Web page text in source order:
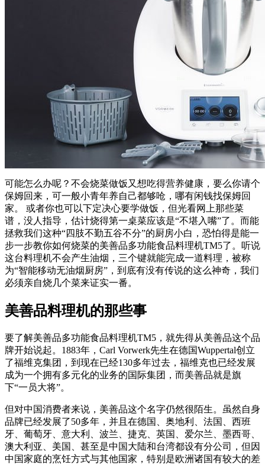
可能怎么办呢？不会烧菜做饭又想吃得营养健康，要么你请个
保姆回来，可一般小青年养自己都够呛，哪有闲钱找保姆回
家。 或者你也可以下定决心要学做饭，但光看网上那些菜
谱，没人指导，估计烧得第一桌菜应该是“不堪入嘴”了。而能
拯救我们这种“四肢不勤五谷不分”的厨房小白，恐怕得是能一
步一步教你如何烧菜的美善品多功能食品料理机TM5了。听说
这台料理机不会产生油烟，三个键就能完成一道料理，被称
为“智能移动无油烟厨房”，到底有没有传说的这么神奇，我们
必须亲自烧几个菜来证实一番。
美善品料理机的那些事
要了解美善品多功能食品料理机TM5，就先得从美善品这个品
牌开始说起。1883年，Carl Vorwerk先生在德国Wuppertal创立
了福维克集团，到现在已经130多年过去，福维克也已经发展
成为一个拥有多元化的业务的国际集团，而美善品就是旗
下“一员大将”。
但对中国消费者来说，美善品这个名字仍然很陌生。虽然自身
品牌已经发展了50多年，并且在德国、奥地利、法国、西班
牙、葡萄牙、意大利、波兰、捷克、英国、爱尔兰、墨西哥、
澳大利亚、美国、甚至是中国大陆和台湾都设有分公司，但因
中国家庭的烹饪方式与其他国家，特别是欧洲诸国有较大的差